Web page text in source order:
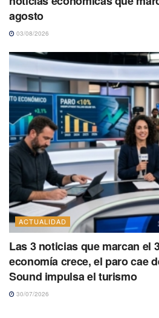
agosto
03/08/2026
ACTUALIDAD
Las 3 noticias que marcan el
economía crece, el paro cae
Sound impulsa el turismo
30/07/2026